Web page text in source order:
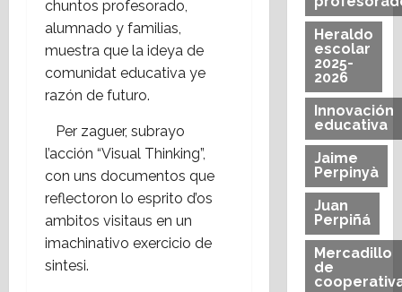
chuntos profesorado,
alumnado y familias,
muestra que la ideya de
comunidat educativa ye
razón de futuro.
Per zaguer, subrayo
l’acción “Visual Thinking”,
con uns documentos que
reflectoron lo esprito d’os
ambitos visitaus en un
imachinativo exercicio de
sintesi.
Heraldo
escolar
2025-
2026
Innovación
educativa
Jaime
Perpinyà
Juan
Perpiñá
Mercadillo
de